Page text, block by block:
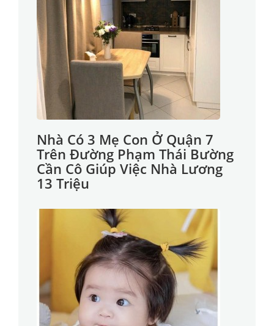
Nhà Có 3 Mẹ Con Ở Quận 7
Trên Đường Phạm Thái Bường
Cần Cô Giúp Việc Nhà Lương
13 Triệu